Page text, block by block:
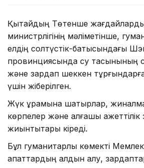
Қытайдың Төтенше жағдайларды
министрлігінің мәліметінше,
елдің солтүстік-батысындағы
провинциясында су
және зардап шеккен
үшін жіберілген.
Жүк құрамына шатырлар,
көрпелер және алғашқы
жиынтықтары кіреді.
Бұл гуманитарлық көмекті
апаттардың алдын алу,